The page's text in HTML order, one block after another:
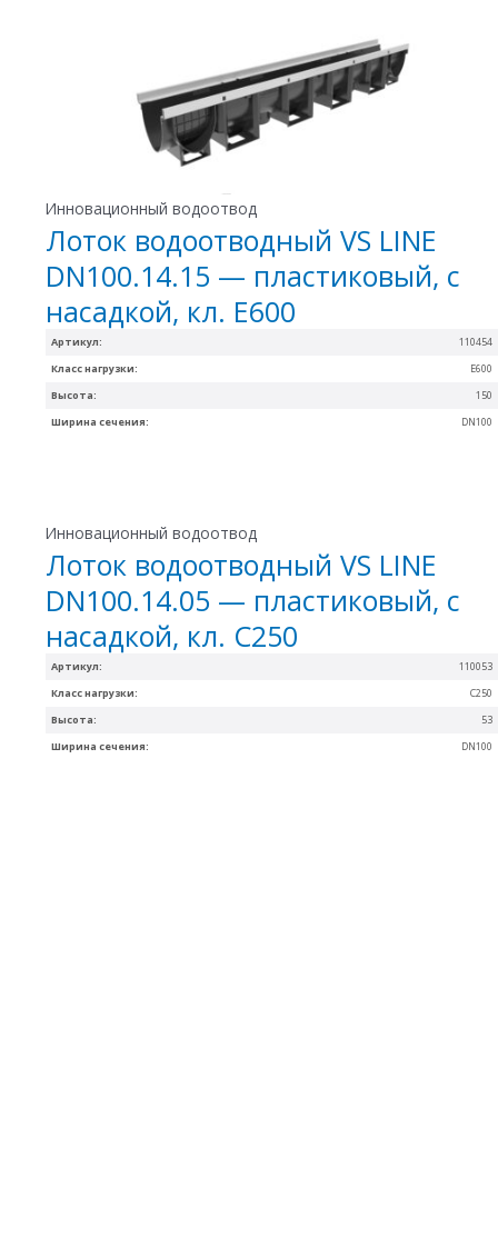
Артикул: 110454
Ширина сечения: DN100
Высота: 150
Класс нагрузки: Е600
Инновационный водоотвод
Лоток водоотводный VS LINE
DN100.14.15 — пластиковый, с
насадкой, кл. Е600
Артикул: 110053
Ширина сечения: DN100
Высота: 53
Класс нагрузки: С250
Инновационный водоотвод
Лоток водоотводный VS LINE
DN100.14.05 — пластиковый, с
насадкой, кл. С250